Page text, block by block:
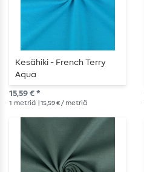
Kesähiki - French Terry
Aqua
15,59 € *
1 metriä | 15,59 € / metriä